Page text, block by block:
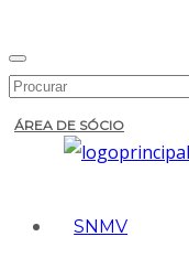
ÁREA DE SÓCIO
SNMV